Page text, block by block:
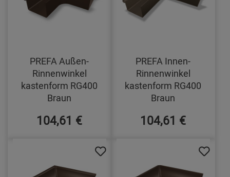
PREFA Außen-
Rinnenwinkel
kastenform RG400
Braun
104,61 €
PREFA Innen-
Rinnenwinkel
kastenform RG400
Braun
104,61 €